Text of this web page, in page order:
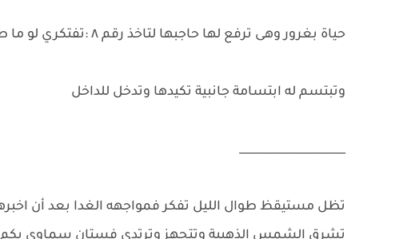
حياة بغرور وهى ترفع لها حاجبها لتاخذ رقم ٨ :تفتكري لو ما طايقنيش هجي يجري أو ماابعتله
وتبتسم له ابتسامة جانبية تكيدها وتدخل للداخل
___________________
تظل مستيقظ طوال الليل تفكر فمواجهه الغدا بعد أن
تشرق الشمس الذهبية وتتجهز وترتدى فستان سماوى